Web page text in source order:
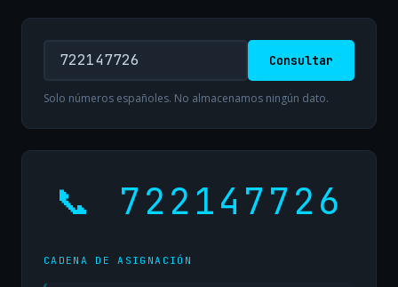
Consultar
Solo números españoles. No almacenamos ningún dato.
📞 722147726
CADENA DE ASIGNACIÓN